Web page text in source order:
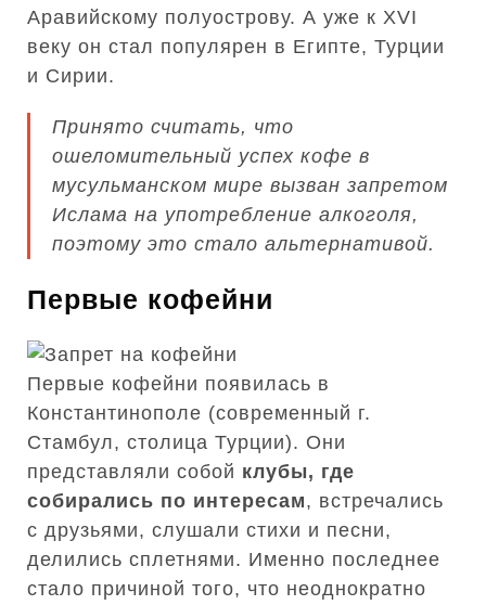
Аравийскому полуострову. А уже к XVI
веку он стал популярен в Египте, Турции
и Сирии.
Принято считать, что
ошеломительный успех кофе в
мусульманском мире вызван запретом
Ислама на употребление алкоголя,
поэтому это стало альтернативой.
Первые кофейни
Первые кофейни появилась в
Константинополе (современный г.
Стамбул, столица Турции). Они
представляли собой клубы, где
собирались по интересам, встречались
с друзьями, слушали стихи и песни,
делились сплетнями. Именно последнее
стало причиной того, что неоднократно